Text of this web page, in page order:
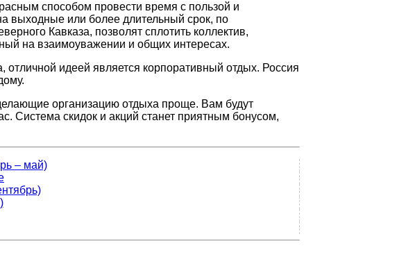
способом провести время с пользой и
выходные или более длительный срок, по
Кавказа, позволят сплотить коллектив,
на взаимоуважении и общих интересах.
идеей является корпоративный отдых. Россия
организацию отдыха проще. Вам будут
Система скидок и акций станет приятным бонусом,
– май)